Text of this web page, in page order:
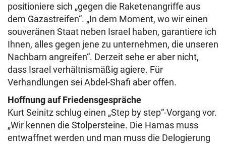
positioniere sich „gegen die Raketenangriffe aus
dem Gazastreifen“. „In dem Moment, wo wir einen
souveränen Staat neben Israel haben, garantiere ich
Ihnen, alles gegen jene zu unternehmen, die unseren
Nachbarn angreifen“. Derzeit sehe er aber nicht,
dass Israel verhältnismäßig agiere. Für
Verhandlungen sei Abdel-Shafi aber offen.
Hoffnung auf Friedensgespräche
Kurt Seinitz schlug einen „Step by step“-Vorgang vor.
„Wir kennen die Stolpersteine. Die Hamas muss
entwaffnet werden und man muss die Delogierung